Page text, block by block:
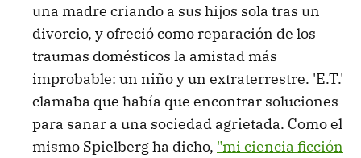
una madre criando a sus hijos sola tras un
divorcio, y ofreció como reparación de los
traumas domésticos la amistad más
improbable: un niño y un extraterrestre. 'E.T.'
clamaba que había que encontrar soluciones
para sanar a una sociedad agrietada. Como el
mismo Spielberg ha dicho, "mi ciencia ficción